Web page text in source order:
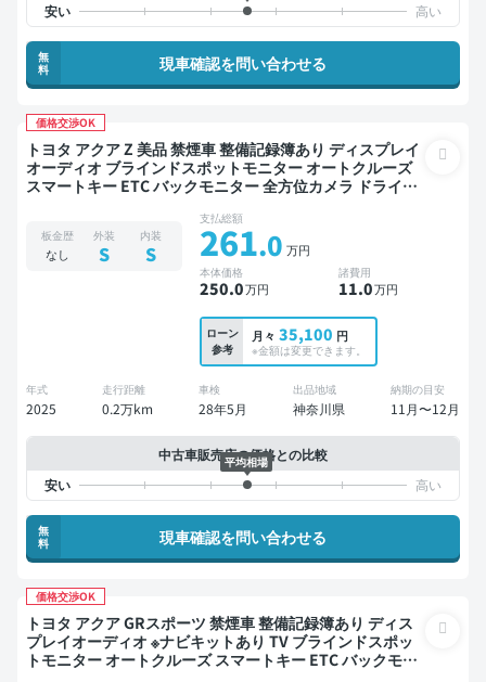
無
料
現車確認を問い合わせる
価格交渉OK
トヨタ アクア Z 美品 禁煙車 整備記録簿あり ディスプレイ
オーディオ ブラインドスポットモニター オートクルーズ
スマートキー ETC バックモニター 全方位カメラ ドライブ
板金歴
なし
外装
S
内装
S
支払総額
261.0 万円
本体価格
250.0万円
諸費用
11.0万円
ローン
参考
月々 35,100 円
※金額は変更できます。
年式
2025
走行距離
0.2万km
車検
28年5月
出品地域
神奈川県
納期の目安
11月〜12月
中古車販売店の価格との比較
平均相場
無
料
現車確認を問い合わせる
価格交渉OK
トヨタ アクア GRスポーツ 禁煙車 整備記録簿あり ディス
プレイオーディオ ※ナビキットあり TV ブラインドスポッ
トモニター オートクルーズ スマートキー ETC バックモニ